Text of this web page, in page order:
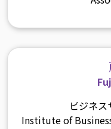
ビジネ
Institute of